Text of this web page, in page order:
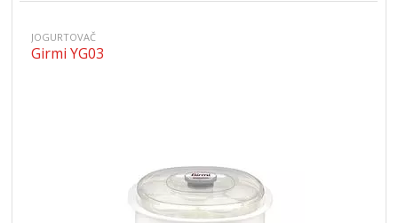
JOGURTOVAČ
Girmi YG03